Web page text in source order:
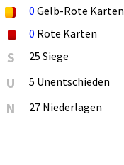
0 Gelb-Rote Karten
0 Rote Karten
S 25 Siege
U 5 Unentschieden
N 27 Niederlagen